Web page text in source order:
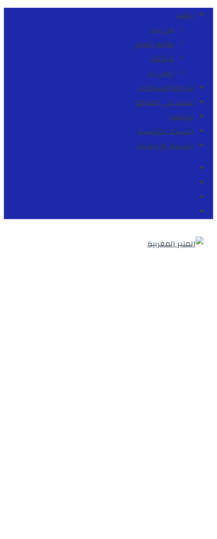
المنبر
من نحن
طاقم العمل
ميثاقنا
اتصل بنا
شروط الإستخدام
للنشر في الموقع
للإشهار
النسخة الفرنسية
النسخة الإنجليزية